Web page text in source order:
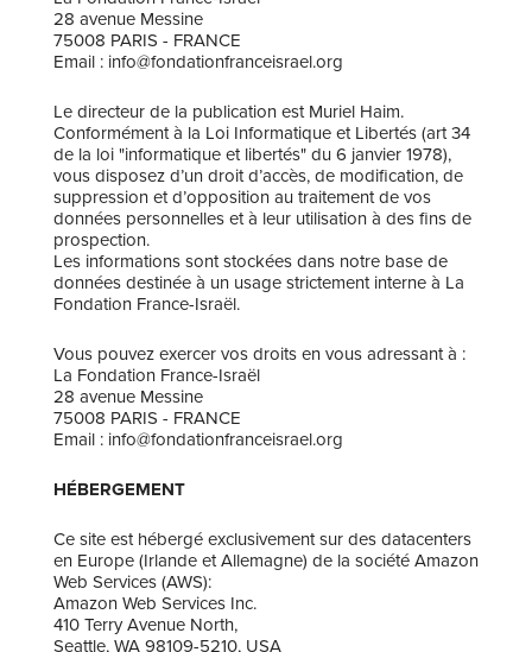
28 avenue Messine
75008 PARIS - FRANCE
Email : info@fondationfranceisrael.org
Le directeur de la publication est ​Muriel Haim.
Conformément à la Loi Informatique et Libertés (art 34
de la loi "informatique et libertés" du 6 janvier 1978),
vous disposez d’un droit d’accès, de modification, de
suppression et d’opposition au traitement de vos
données personnelles et à leur utilisation à des fins de
prospection.
Les informations sont stockées dans notre base de
données destinée à un usage strictement interne à La
Fondation France-Israël.
Vous pouvez exercer vos droits en vous adressant à :
La Fondation France-Israël
28 avenue Messine
75008 PARIS - FRANCE
Email : info@fondationfranceisrael.org
HÉBERGEMENT
Ce site est hébergé exclusivement sur des datacenters
en Europe (Irlande et Allemagne) de la société Amazon
Web Services (AWS):
Amazon Web Services Inc.
410 Terry Avenue North,
Seattle, WA 98109-5210, USA